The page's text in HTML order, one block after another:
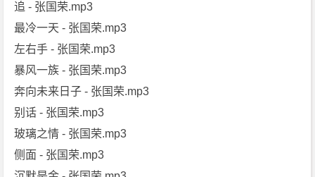
追 - 张国荣.mp3
最冷一天 - 张国荣.mp3
左右手 - 张国荣.mp3
暴风一族 - 张国荣.mp3
奔向未来日子 - 张国荣.mp3
别话 - 张国荣.mp3
玻璃之情 - 张国荣.mp3
侧面 - 张国荣.mp3